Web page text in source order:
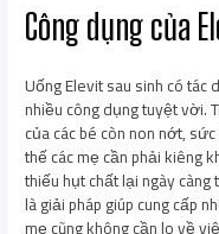
Công dụng của
Uống Elevit sau sinh có
nhiều công dụng tuyệt vời.
của các bé còn non nớt,
thế các mẹ cần phải kiêng
thiếu hụt chất lại ngày
là giải pháp giúp cung cấp